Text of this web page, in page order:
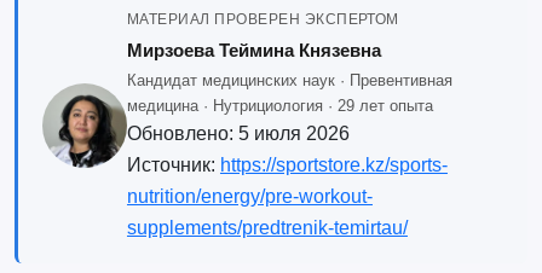
МАТЕРИАЛ ПРОВЕРЕН ЭКСПЕРТОМ
Мирзоева Теймина Князевна
Кандидат медицинских наук · Превентивная
медицина · Нутрициология · 29 лет опыта
Обновлено: 5 июля 2026
Источник: https://sportstore.kz/sports-
nutrition/energy/pre-workout-
supplements/predtrenik-temirtau/